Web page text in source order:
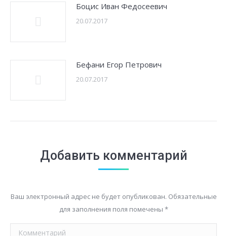
Боцис Иван Федосеевич
20.07.2017
Бефани Егор Петрович
20.07.2017
Добавить комментарий
Ваш электронный адрес не будет опубликован. Обязательные
для заполнения поля помечены *
Комментарий